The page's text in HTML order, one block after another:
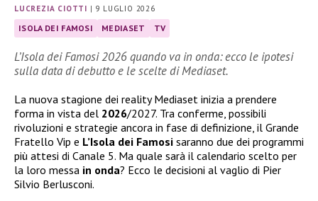
LUCREZIA CIOTTI | 9 LUGLIO 2026
ISOLA DEI FAMOSI MEDIASET TV
L’Isola dei Famosi 2026 quando va in onda: ecco le ipotesi
sulla data di debutto e le scelte di Mediaset.
La nuova stagione dei reality Mediaset inizia a prendere
forma in vista del 2026/2027. Tra conferme, possibili
rivoluzioni e strategie ancora in fase di definizione, il Grande
Fratello Vip e L’Isola dei Famosi saranno due dei programmi
più attesi di Canale 5. Ma quale sarà il calendario scelto per
la loro messa in onda? Ecco le decisioni al vaglio di Pier
Silvio Berlusconi.